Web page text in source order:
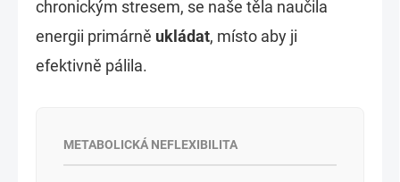
chronickým stresem, se naše těla naučila
energii primárně ukládat, místo aby ji
efektivně pálila.
METABOLICKÁ NEFLEXIBILITA